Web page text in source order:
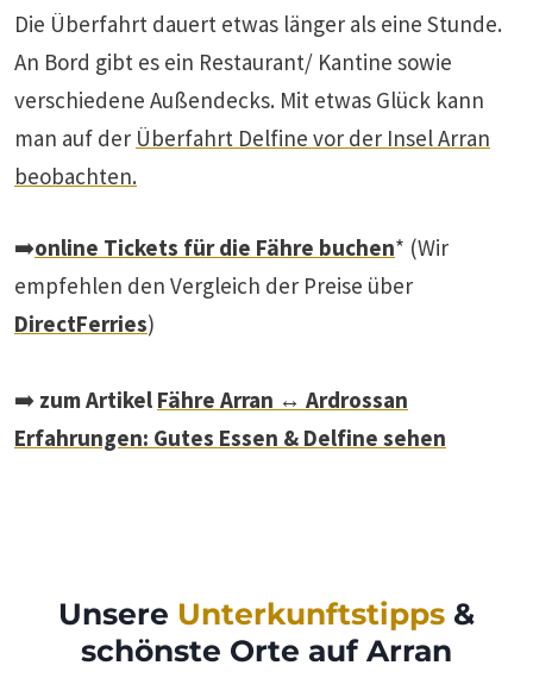
Die Überfahrt dauert etwas länger als eine Stunde.
An Bord gibt es ein Restaurant/ Kantine sowie
verschiedene Außendecks. Mit etwas Glück kann
man auf der Überfahrt Delfine vor der Insel Arran
beobachten.
➡️online Tickets für die Fähre buchen* (Wir
empfehlen den Vergleich der Preise über
DirectFerries)
➡️ zum Artikel Fähre Arran ↔ Ardrossan
Erfahrungen: Gutes Essen & Delfine sehen
Unsere Unterkunftstipps &
schönste Orte auf Arran